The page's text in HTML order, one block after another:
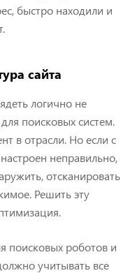
быстро находили и
сайта
логично не
поисковых систем.
в отрасли. Но если с
неправильно,
отсканировать
Решить эту
поисковых роботов и
учитывать все